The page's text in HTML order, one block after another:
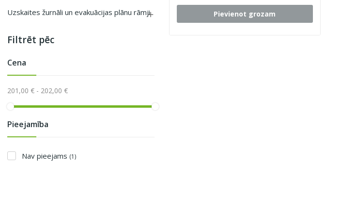
Uzskaites žurnāli un evakuācijas plānu rāmji
Filtrēt pēc
Cena
201,00 € - 202,00 €
Pieejamība
Nav pieejams (1)
Pievienot grozam